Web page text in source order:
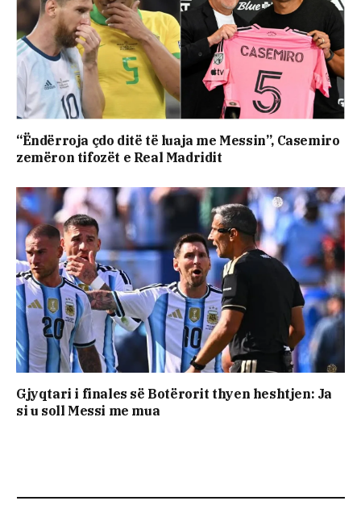
“Ëndërroja çdo ditë të luaja me Messin”, Casemiro
zemëron tifozët e Real Madridit
Gjyqtari i finales së Botërorit thyen heshtjen: Ja
si u soll Messi me mua